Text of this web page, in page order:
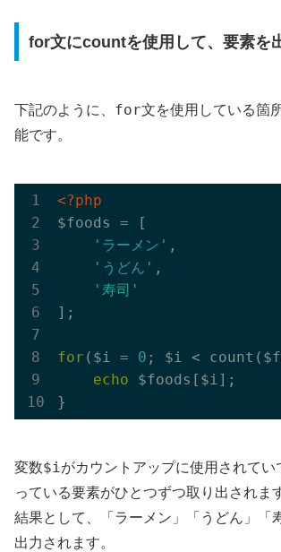
for文にcountを使用して、要素を
下記のように、 for文を使用している箇
能です。
<?php
$foods = [
'ラーメン' ,
'うどん' ,
'寿司'
];
for ($i = 0 ; $i <
echo $foods[$i];
変数$i がカウントアップに使用されてい
っている要素がひとつずつ取り出されま
結果として、「ラーメン」「うどん」「
出力されます。